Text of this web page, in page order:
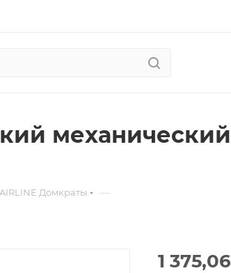
механический
AIRLINE Домкраты —
1 375,06